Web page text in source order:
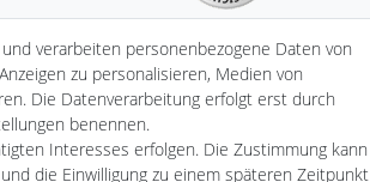
Barrierefreiheitserklärung
verarbeiten personenbezogene Daten von
zu personalisieren, Medien von
Die Datenverarbeitung erfolgt erst durch
benennen.
Interesses erfolgen. Die Zustimmung kann
die Einwilligung zu einem späteren Zeitpunkt